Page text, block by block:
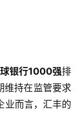
银行1000强排
维持在监管要求
业而言，汇丰的